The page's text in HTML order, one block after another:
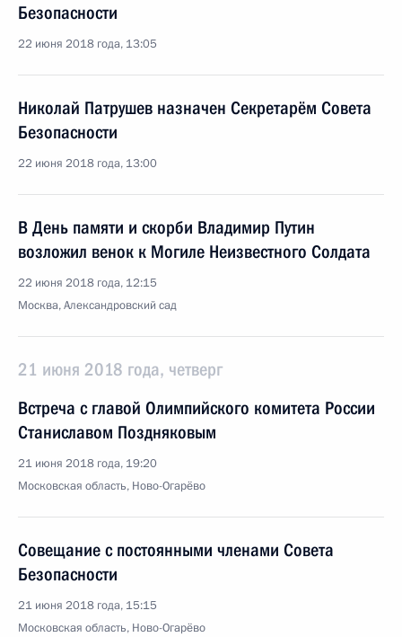
Безопасности
22 июня 2018 года, 13:05
Николай Патрушев назначен Секретарём Совета
Безопасности
22 июня 2018 года, 13:00
В День памяти и скорби Владимир Путин
возложил венок к Могиле Неизвестного Солдата
22 июня 2018 года, 12:15
Москва, Александровский сад
21 июня 2018 года, четверг
Встреча с главой Олимпийского комитета России
Станиславом Поздняковым
21 июня 2018 года, 19:20
Московская область, Ново-Огарёво
Совещание с постоянными членами Совета
Безопасности
21 июня 2018 года, 15:15
Московская область, Ново-Огарёво